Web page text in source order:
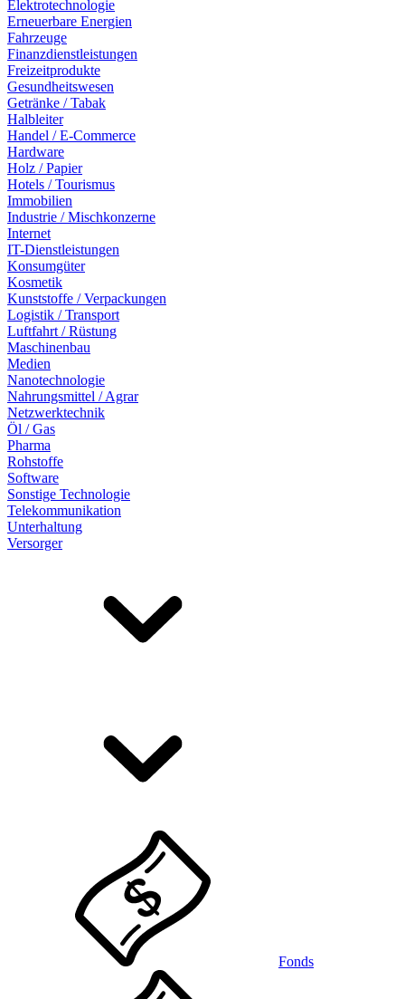
Elektrotechnologie
Erneuerbare Energien
Fahrzeuge
Finanzdienstleistungen
Freizeitprodukte
Gesundheitswesen
Getränke / Tabak
Halbleiter
Handel / E-Commerce
Hardware
Holz / Papier
Hotels / Tourismus
Immobilien
Industrie / Mischkonzerne
Internet
IT-Dienstleistungen
Konsumgüter
Kosmetik
Kunststoffe / Verpackungen
Logistik / Transport
Luftfahrt / Rüstung
Maschinenbau
Medien
Nanotechnologie
Nahrungsmittel / Agrar
Netzwerktechnik
Öl / Gas
Pharma
Rohstoffe
Software
Sonstige Technologie
Telekommunikation
Unterhaltung
Versorger
Fonds